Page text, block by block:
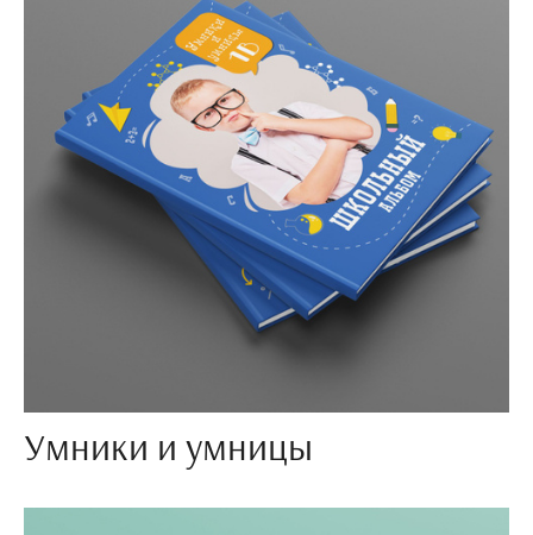
Умники и умницы